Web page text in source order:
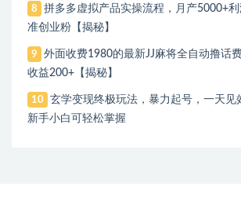
8
拼多多虚拟产品实操流程，月产5000+
准创业粉【揭秘】
9
外面收费1980的最新JJ麻将全自动撸话
收益200+【揭秘】
10
玄学变现终极玩法，暴力起号，一天见
新手小白可轻松掌握